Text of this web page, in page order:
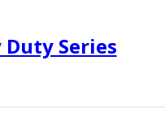
Duty Series